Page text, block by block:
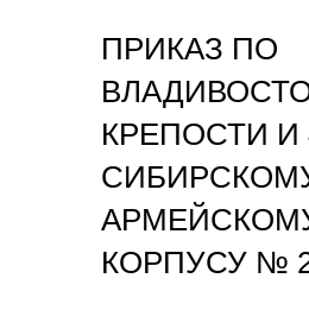
ПРИКАЗ ПО
КРЕПОСТИ И
КОРПУСУ №